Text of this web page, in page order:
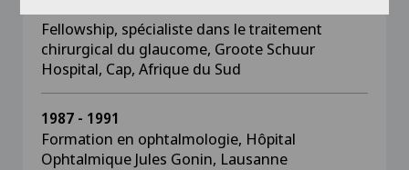
Fellowship, spécialiste dans le traitement
chirurgical du glaucome, Groote Schuur
Hospital, Cap, Afrique du Sud
1987 - 1991
Formation en ophtalmologie, Hôpital
Ophtalmique Jules Gonin, Lausanne